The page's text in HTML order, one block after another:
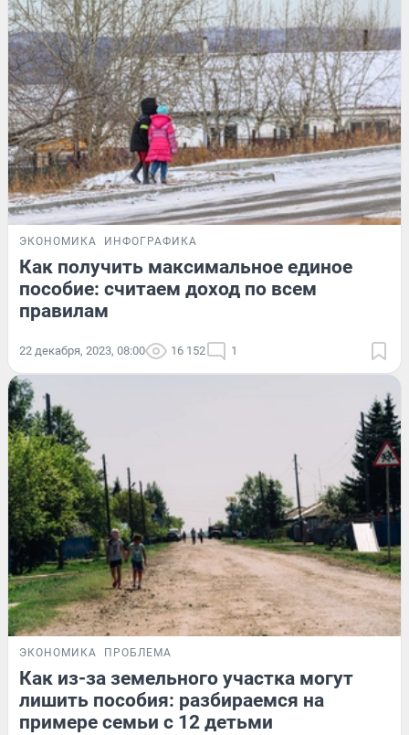
ЭКОНОМИКА ИНФОГРАФИКА
Как получить максимальное единое
пособие: считаем доход по всем
правилам
22 декабря, 2023, 08:00 16 152 1
ЭКОНОМИКА ПРОБЛЕМА
Как из-за земельного участка могут
лишить пособия: разбираемся на
примере семьи с 12 детьми